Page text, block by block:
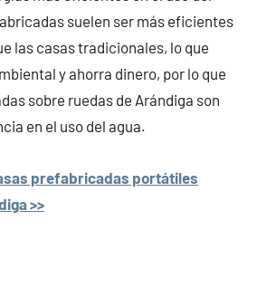
suelen ser más eficientes
las casas tradicionales, lo que
y ahorra dinero, por lo que
sobre ruedas de Arándiga son
en el uso del agua.
prefabricadas portátiles
>>